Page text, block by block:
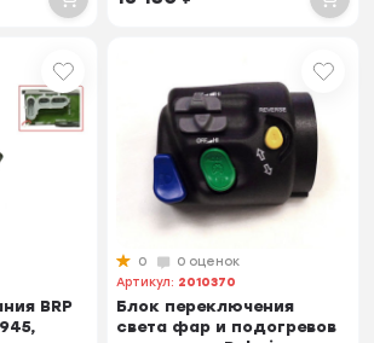
BRP
0
0 оценок
Артикул: 2010370
Блок переключения
света фар и подогревов